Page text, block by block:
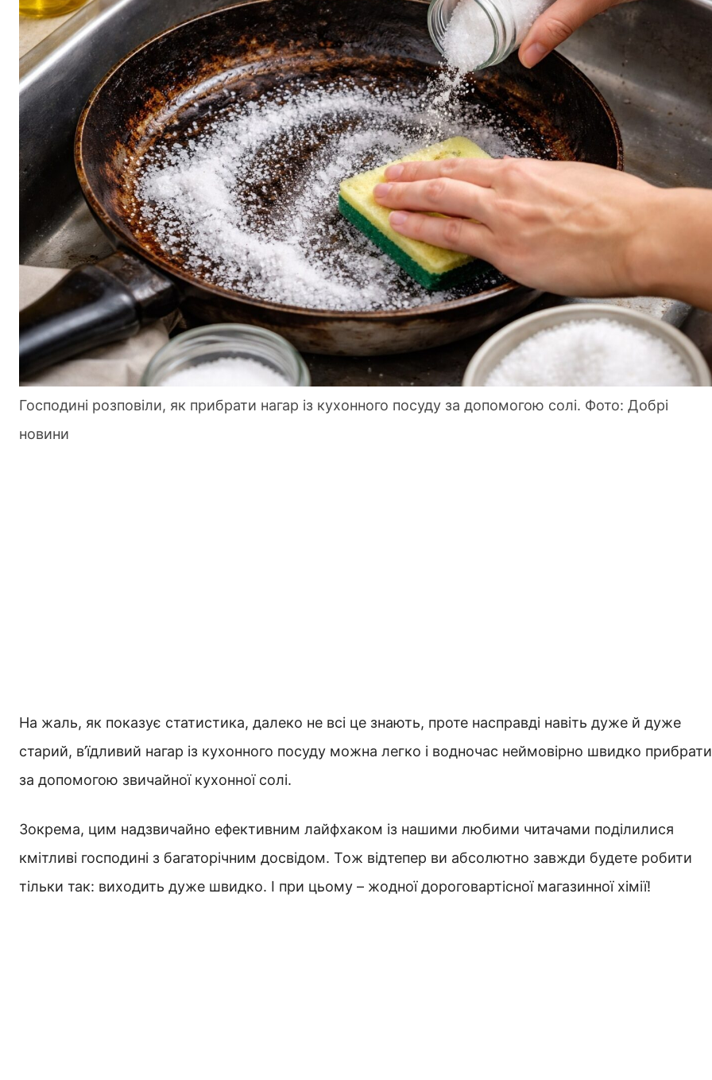
Господині розповіли, як прибрати нагар із кухонного посуду за допомогою солі. Фото: Добрі
новини
На жаль, як показує статистика, далеко не всі це знають, проте насправді навіть дуже й дуже
старий, в’їдливий нагар із кухонного посуду можна легко і водночас неймовірно швидко прибрати
за допомогою звичайної кухонної солі.
Зокрема, цим надзвичайно ефективним лайфхаком із нашими любими читачами поділилися
кмітливі господині з багаторічним досвідом. Тож відтепер ви абсолютно завжди будете робити
тільки так: виходить дуже швидко. І при цьому – жодної дороговартісної магазинної хімії!